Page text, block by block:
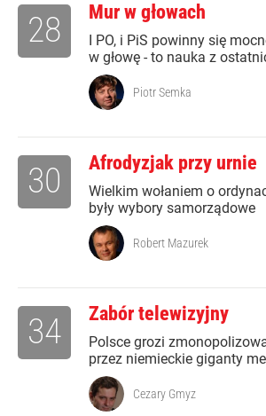
Mur w głowach
I PO, i PiS powinny się
w głowę - to nauka z
28
Piotr Semka
Afrodyzjak przy urnie
Wielkim wołaniem o
były wybory samorządowe
30
Robert Mazurek
Zabór telewizyjny
Polsce grozi
przez niemieckie giganty
34
Cezary Gmyz